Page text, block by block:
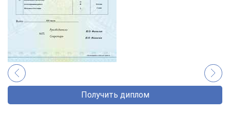
Получить диплом